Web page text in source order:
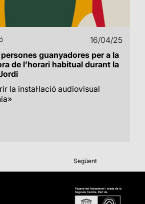
16/04/25
persones guanyadores per a la
de l’horari habitual durant la
la instal·lació audiovisual
Següent